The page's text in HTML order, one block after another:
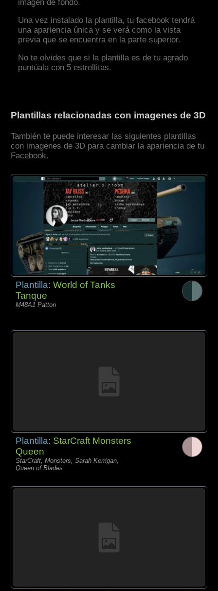
imagen de fondo.
Una vez instalado la plantilla, tu facebook tendrá
una apariencia única y se verá como la vista
previa que se encuentra en la parte superior.
No te olvides que si la plantilla es de tu agrado
puntúala con 5 estrellitas.
Plantillas relacionadas con imagenes de 3D
También te puede interesar las siguientes plantillas
con imagenes de 3D para cambiar la apariencia de tu
Facebook.
Plantilla:World of Tanks
Tanque
M48A1 Patton
Plantilla: StarCraft Monsters
Queen
StarCraft, Monsters, Sarah Kerrigan,
Queen of Blades